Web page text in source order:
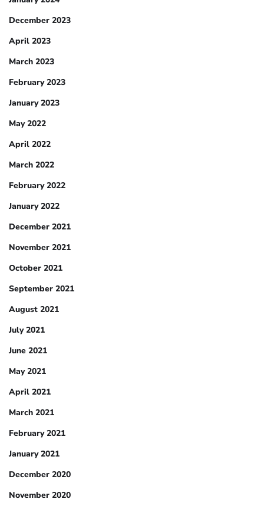
December 2023
April 2023
March 2023
February 2023
January 2023
May 2022
April 2022
March 2022
February 2022
January 2022
December 2021
November 2021
October 2021
September 2021
August 2021
July 2021
June 2021
May 2021
April 2021
March 2021
February 2021
January 2021
December 2020
November 2020